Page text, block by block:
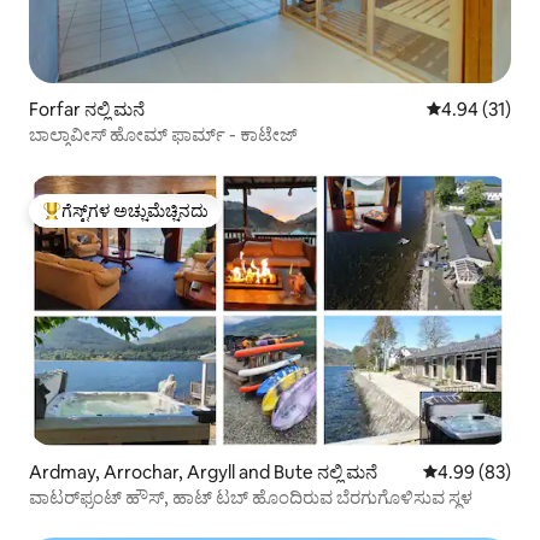
Forfar ನಲ್ಲಿ ಮನೆ 5 ರಲ್ಲಿ 4.94
4.94 (31)
ಬಾಲ್ಗಾವೀಸ್ ಹೋಮ್ ಫಾರ್ಮ್ - ಕಾಟೇಜ್
ಗೆಸ್ಟ್‌ಗಳಿಗೆ ಅತಿ ಹೆಚ್ಚು ಅಚ್ಚುಮೆಚ್ಚಿನದು
ಗೆಸ್ಟ್‌ಗಳ ಅಚ್ಚುಮೆಚ್ಚಿನದು
Ardmay, Arrochar, Argyll and Bute ನಲ್ಲಿ ಮನೆ 5 ರಲ್ಲಿ 4.99
4.99 (83)
ವಾಟರ್‌ಫ್ರಂಟ್ ಹೌಸ್, ಹಾಟ್ ಟಬ್ ಹೊಂದಿರುವ ಬೆರಗುಗೊಳಿಸುವ ಸ್ಥಳ